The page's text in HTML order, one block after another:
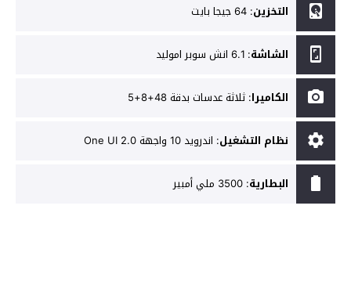
التخزين: 64 جيجا بايت
الشاشة: 6.1 انش سوبر اموليد
الكاميرا: ثلاثة عدسات بدقة 48+8+5
نظام التشغيل: اندرويد 10 واجهة One UI 2.0
البطارية: 3500 ملي أمبير